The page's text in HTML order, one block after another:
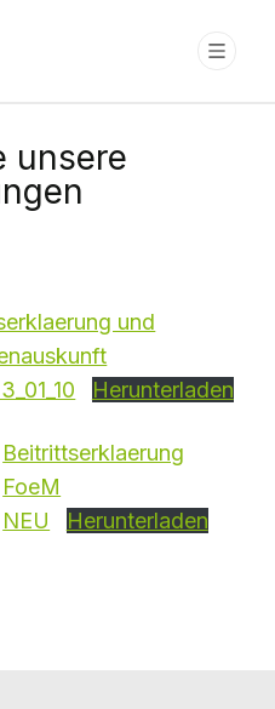
unsere
und
Herunterladen
Beitrittserklaerung
FoeM
NEU
Herunterladen